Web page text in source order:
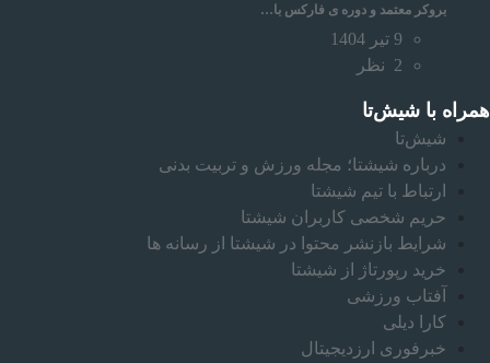
بروکر معتمد و دوره‌ ی فارکس با…
9 تیر 1404
2 نظر
همراه‌ با شیش‌تا
شیش‌تا
درباره شیشتا؛ مجله ورزش و تربیت بدنی
ارتباط با تیم شیشتا
حریم شخصی کاربران شیشتا
شرایط بازنشر محتوا در شیشتا از رسانه ها
خرید رپورتاژ از شیشتا
آفتاب ورزشی
کارا دیلی
خبرفوری ارزدیجیتال